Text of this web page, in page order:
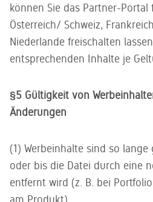
können Sie das Partner-Portal
Österreich/ Schweiz,
Niederlande freischalten
entsprechenden Inhalte je
§5 Gültigkeit von
Änderungen
(1) Werbeinhalte sind so
oder bis die Datei durch eine
entfernt wird (z. B. bei
am Produkt).